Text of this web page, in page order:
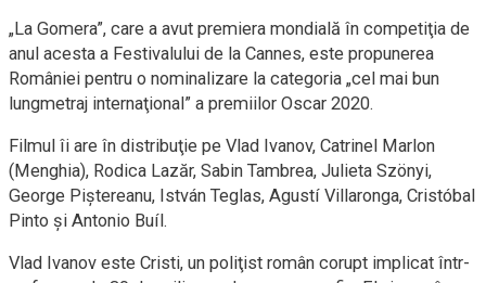
„La Gomera”, care a avut premiera mondială în competiţia de
anul acesta a Festivalului de la Cannes, este propunerea
României pentru o nominalizare la categoria „cel mai bun
lungmetraj internaţional” a premiilor Oscar 2020.
Filmul îi are în distribuţie pe Vlad Ivanov, Catrinel Marlon
(Menghia), Rodica Lazăr, Sabin Tambrea, Julieta Szönyi,
George Piştereanu, István Teglas, Agustí Villaronga, Cristóbal
Pinto şi Antonio Buíl.
Vlad Ivanov este Cristi, un poliţist român corupt implicat într-